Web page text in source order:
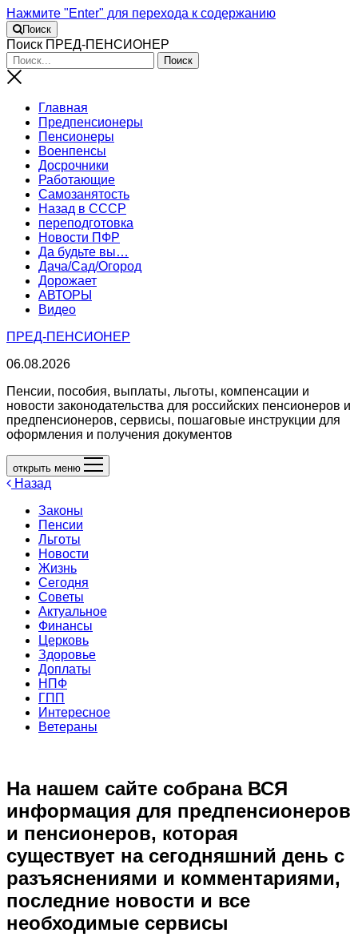
Нажмите "Enter" для перехода к содержанию
Поиск
Поиск ПРЕД-ПЕНСИОНЕР
Главная
Предпенсионеры
Пенсионеры
Военпенсы
Досрочники
Работающие
Самозанятость
Назад в СССР
переподготовка
Новости ПФР
Да будьте вы…
Дача/Сад/Огород
Дорожает
АВТОРЫ
Видео
ПРЕД-ПЕНСИОНЕР
06.08.2026
Пенсии, пособия, выплаты, льготы, компенсации и
новости законодательства для российских пенсионеров и
предпенсионеров, сервисы, пошаговые инструкции для
оформления и получения документов
открыть меню
Назад
Законы
Пенсии
Льготы
Новости
Жизнь
Сегодня
Советы
Актуальное
Финансы
Церковь
Здоровье
Доплаты
НПФ
ГПП
Интересное
Ветераны
На нашем сайте собрана ВСЯ
информация для предпенсионеров
и пенсионеров, которая
существует на сегодняшний день с
разъяснениями и комментариями,
последние новости и все
необходимые сервисы